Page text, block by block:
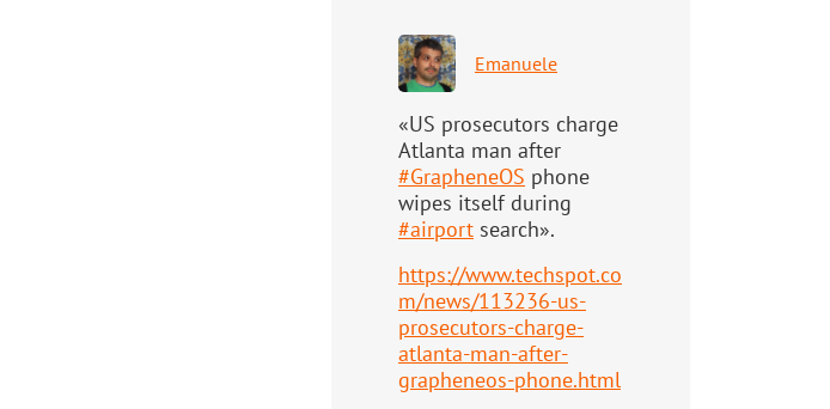
Emanuele
«US prosecutors charge
Atlanta man after
#GrapheneOS phone
wipes itself during
#airport search».
https://www.techspot.co
m/news/113236-us-
prosecutors-charge-
atlanta-man-after-
grapheneos-phone.html